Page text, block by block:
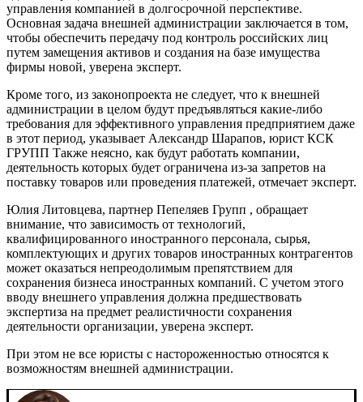
управления компанией в долгосрочной перспективе.
Основная задача внешней администрации заключается в том,
чтобы обеспечить передачу под контроль российских лиц
путем замещения активов и создания на базе имущества
фирмы новой, уверена эксперт.
Кроме того, из законопроекта не следует, что к внешней
администрации в целом будут предъявляться какие-либо
требования для эффективного управления предприятием даже
в этот период, указывает Александр Шарапов, юрист КСК
ГРУПП Также неясно, как будут работать компании,
деятельность которых будет ограничена из-за запретов на
поставку товаров или проведения платежей, отмечает эксперт.
Юлия Литовцева, партнер Пепеляев Групп , обращает
внимание, что зависимость от технологий,
квалифицированного иностранного персонала, сырья,
комплектующих и других товаров иностранных контрагентов
может оказаться непреодолимым препятствием для
сохранения бизнеса иностранных компаний. С учетом этого
вводу внешнего управления должна предшествовать
экспертиза на предмет реалистичности сохранения
деятельности организации, уверена эксперт.
При этом не все юристы с настороженностью относятся к
возможностям внешней администрации.